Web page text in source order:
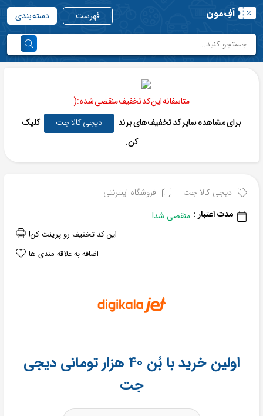
آفِ‌مون فهرست دسته بندی
متاسفانه این کد تخفیف منقضی شده :(
برای مشاهده سایر کد تخفیف‌های برند
دیجی کالا جت
کلیک
کن.
دیجی کالا جت
فروشگاه اینترنتی
مدت اعتبار : منقضی شد!
این کد تخفیف رو پرینت کن!
اضافه به علاقه مندی ها
اولین خرید با بُن 40 هزار تومانی دیجی
جت